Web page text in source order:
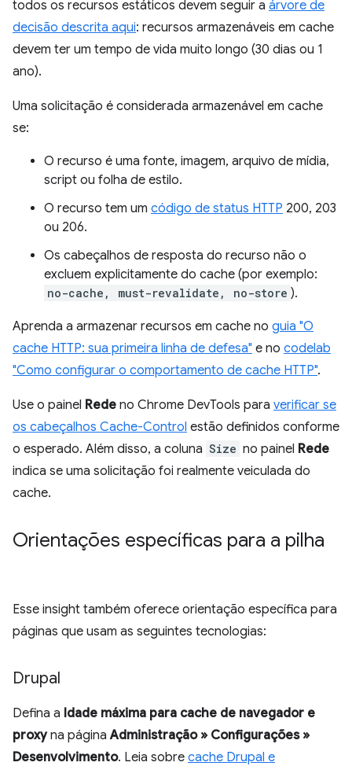
todos os recursos estáticos devem seguir a árvore de
decisão descrita aqui: recursos armazenáveis em cache
devem ter um tempo de vida muito longo (30 dias ou 1
ano).
Uma solicitação é considerada armazenável em cache
se:
O recurso é uma fonte, imagem, arquivo de mídia,
script ou folha de estilo.
O recurso tem um código de status HTTP 200, 203
ou 206.
Os cabeçalhos de resposta do recurso não o
excluem explicitamente do cache (por exemplo:
no-cache, must-revalidate, no-store ).
Aprenda a armazenar recursos em cache no guia "O
cache HTTP: sua primeira linha de defesa" e no codelab
"Como configurar o comportamento de cache HTTP".
Use o painel Rede no Chrome DevTools para verificar se
os cabeçalhos Cache-Control estão definidos conforme
o esperado. Além disso, a coluna Size no painel Rede
indica se uma solicitação foi realmente veiculada do
cache.
Orientações específicas para a pilha
Esse insight também oferece orientação específica para
páginas que usam as seguintes tecnologias:
Drupal
Defina a Idade máxima para cache de navegador e
proxyna páginaAdministração » Configurações »
Desenvolvimento. Leia sobre cache Drupal e